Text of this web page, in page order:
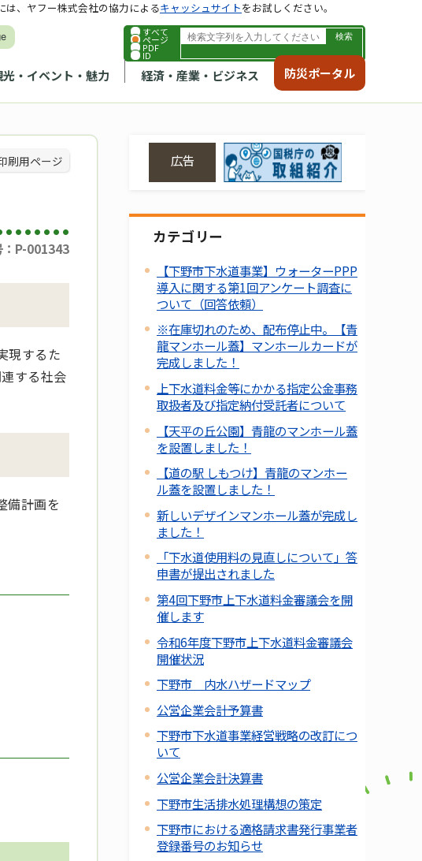
すべて
ページ
PDF
ID
光・イベント・魅力 経済・産業・ビジネス 防災ポータル
、ヤフー株式会社の協力によるキャッシュサイトをお試しください。
刷用ページ
：P-001343
現するた
する社会
備計画を
広告
カテゴリー
【下野市下水道事業】ウォーターPPP
導入に関する第1回アンケート調査に
ついて（回答依頼）
※在庫切れのため、配布停止中。【青
龍マンホール蓋】マンホールカードが
完成しました！
上下水道料金等にかかる指定公金事務
取扱者及び指定納付受託者について
【天平の丘公園】青龍のマンホール蓋
を設置しました！
【道の駅 しもつけ】青龍のマンホー
ル蓋を設置しました！
新しいデザインマンホール蓋が完成し
ました！
「下水道使用料の見直しについて」答
申書が提出されました
第4回下野市上下水道料金審議会を開
催します
令和6年度下野市上下水道料金審議会
開催状況
下野市 内水ハザードマップ
公営企業会計予算書
下野市下水道事業経営戦略の改訂につ
いて
公営企業会計決算書
下野市生活排水処理構想の策定
下野市における適格請求書発行事業者
登録番号のお知らせ